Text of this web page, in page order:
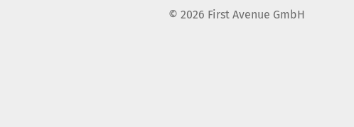
© 2026 First Avenue GmbH